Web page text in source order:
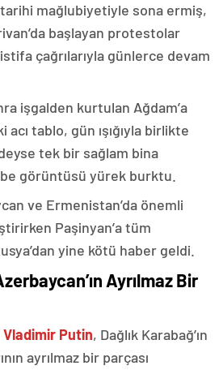
tarihi mağlubiyetiyle sona ermiş,
başlayan protestolar
çağrılarıyla günlerce devam
işgalden kurtulan Ağdam’a
tablo, gün ışığıyla birlikte
tek bir sağlam bina
görüntüsü yürek burktu.
ve Ermenistan’da önemli
Paşinyan’a tüm
yine kötü haber geldi.
Ayrılmaz Bir
Vladimir Putin, Dağlık Karabağ’ın
ayrılmaz bir parçası